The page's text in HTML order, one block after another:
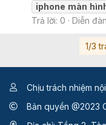
iphone màn
Trả lời: 0
Diễn
1/3
Chịu trách nhiệm
Bản quyền @2023